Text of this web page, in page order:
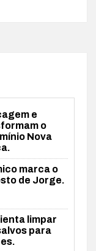
e
o
Nova
marca o
de Jorge.
limpar
para